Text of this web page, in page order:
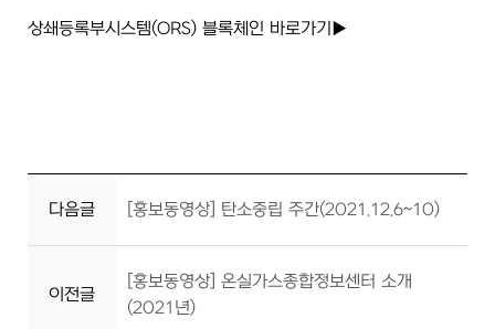
상쇄등록부시스템(ORS) 블록체인 바로가기▶
다음글 [홍보동영상] 탄소중립 주간(2021.12.6~10)
이전글
[홍보동영상] 온실가스종합정보센터 소개
(2021년)